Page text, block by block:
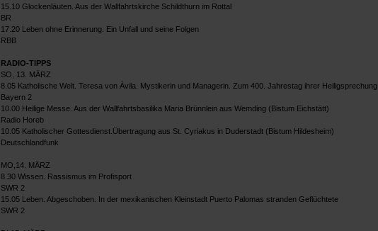
15.10 Glockenläuten. Aus der Wallfahrtskirche Schildthurn im Rottal
BR
17.20 Leben ohne Erinnerung. Ein Unfall und seine Folgen
RBB
RADIO-TIPPS
SO, 13. MÄRZ
8.05 Katholische Welt. Teresa von Àvila. Mystikerin und Managerin. Zum 400. Jahrestag ihrer Heiligsprechung
Bayern 2
10.00 Heilige Messe. Aus der Wallfahrtsbasilika Maria Brünnlein aus Wemding (Bistum Eichstätt)
Radio Horeb
10.05 Katholischer Gottesdienst.Übertragung aus St. Cyriakus in Duderstadt (Bistum Hildesheim)
Deutschlandfunk
MO,14. MÄRZ
8.30 Wissen. Rassismus im Profisport
SWR 2
15.05 Leben. Abgeschoben. In der mexikanischen Kleinstadt Puerto Palomas stranden Geflüchtete
SWR 2